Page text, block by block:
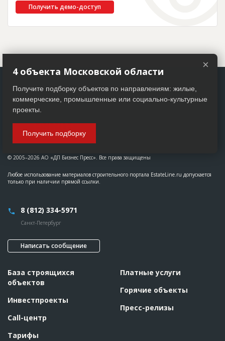
Получить демо-доступ
© 2005–2026 АО «ДП Бизнес Пресс». Все права защищены
Любое использование материалов строительного портала EstateLine.ru допускается
только при наличии прямой ссылки.
8 (812) 334-5971
Санкт-Петербург
Написать сообщение
База строящихся
объектов
Инвестпроекты
Call-центр
Тарифы
Платные услуги
Горячие объекты
Пресс-релизы
×
4 объекта Московской области
Получите подборку объектов по направлениям: жилые,
коммерческие, промышленные или социально-культурные
проекты.
Получить подборку